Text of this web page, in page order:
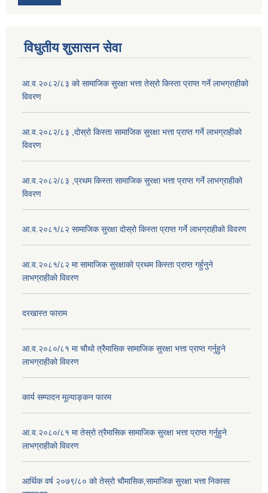
विधुतीय शुसासन सेवा
आ.व.२०८२/८३ को सामाजिक सुरक्षा भत्ता तेस्रो किस्ता प्राप्त गर्ने लाभग्राहीको
विवरण
आ.व.२०८२/८३ ,दोस्रो किस्ता सामाजिक सुरक्षा भत्ता प्राप्त गर्ने लाभग्राहीको
विवरण
आ.व.२०८२/८३ ,प्रथम किस्ता सामाजिक सुरक्षा भत्ता प्राप्त गर्ने लाभग्राहीको
विवरण
आ.व.२०८१/८२ सामाजिक सुरक्षा दोस्रो किस्ता प्राप्त गर्ने लाभग्राहीको विवरण
आ.व.२०८१/८२ मा सामाजिक सुरक्षाको प्रथम किस्ता प्राप्त गर्हुनुने
लाभग्राहीको विवरण
दरखास्त फाराम
आ.व.२०८०/८१ मा चौथो त्रैमासिक सामाजिक सुरक्षा भत्ता प्राप्त गर्नुहुने
लाभग्राहीको विवरण
कार्य सम्पादन मूल्याङ्कन फारम
आ.व.२०८०/८१ मा तेस्रो त्रैमासिक सामाजिक सुरक्षा भत्ता प्राप्त गर्नुहुने
लाभग्राहीको विवरण
आर्थिक वर्ष २०७९/८० को तेस्रो चौमासिक,सामाजिक सुरक्षा भत्ता निकासा